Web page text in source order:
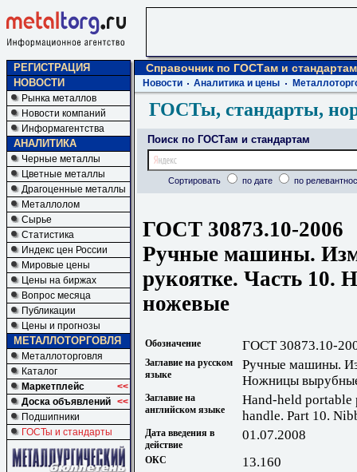
РЕГИСТРАЦИЯ
НОВОСТИ
Рынка металлов
Новости компаний
Информагентства
АНАЛИТИКА
Черные металлы
Цветные металлы
Драгоценные металлы
Металлолом
Сырье
Статистика
Индекс цен России
Мировые цены
Цены на биржах
Вопрос месяца
Публикации
Цены и прогнозы
МЕТАЛЛОТОРГОВЛЯ
Металлоторговля
Каталог
Маркетплейс
<<
Доска объявлений <<
Подшипники
ГОСТы и стандарты
Справочник по ГОСТам и стандартам
Новости Аналитика и цены
ГОСТы, стандарты,
Поиск по ГОСТам и стандартам
Сортировать по дате по
ГОСТ 30873.10-2006
Ручные машины.
рукоятке. Часть
ножевые
Обозначение ГОСТ 30873.10-
Заглавие на русском
языке
Ручные машины.
Ножницы
Заглавие на
английском языке
Hand-held portable
handlе. Part 10.
Дата введения в
действие
01.07.2008
ОКС 13.160